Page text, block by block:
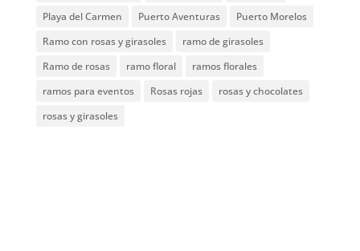
Playa del Carmen
Puerto Aventuras
Puerto Morelos
Ramo con rosas y girasoles
ramo de girasoles
Ramo de rosas
ramo floral
ramos florales
ramos para eventos
Rosas rojas
rosas y chocolates
rosas y girasoles